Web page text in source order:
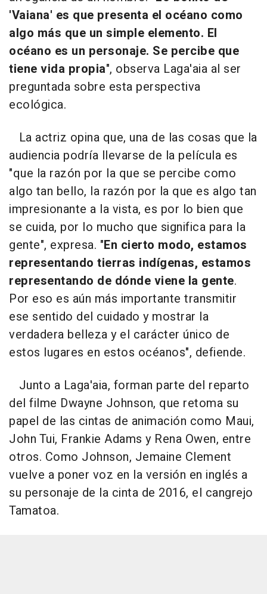
'Vaiana' es que presenta el océano como
algo más que un simple elemento. El
océano es un personaje. Se percibe que
tiene vida propia", observa Laga'aia al ser
preguntada sobre esta perspectiva
ecológica.
La actriz opina que, una de las cosas que la
audiencia podría llevarse de la película es
"que la razón por la que se percibe como
algo tan bello, la razón por la que es algo tan
impresionante a la vista, es por lo bien que
se cuida, por lo mucho que significa para la
gente", expresa. "En cierto modo, estamos
representando tierras indígenas, estamos
representando de dónde viene la gente.
Por eso es aún más importante transmitir
ese sentido del cuidado y mostrar la
verdadera belleza y el carácter único de
estos lugares en estos océanos", defiende.
Junto a Laga'aia, forman parte del reparto
del filme Dwayne Johnson, que retoma su
papel de las cintas de animación como Maui,
John Tui, Frankie Adams y Rena Owen, entre
otros. Como Johnson, Jemaine Clement
vuelve a poner voz en la versión en inglés a
su personaje de la cinta de 2016, el cangrejo
Tamatoa.